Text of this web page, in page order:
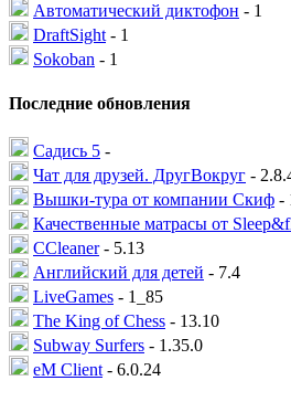
Автоматический диктофон - 1
DraftSight - 1
Sokoban - 1
Последние обновления
Садись 5 -
Чат для друзей. ДругВокруг -
Вышки-тура от компании Скиф -
Качественные матрасы от
CCleaner- 5.13
Английский для детей - 7.4
LiveGames - 1_85
The King of Chess - 13.10
Subway Surfers - 1.35.0
eM Client - 6.0.24